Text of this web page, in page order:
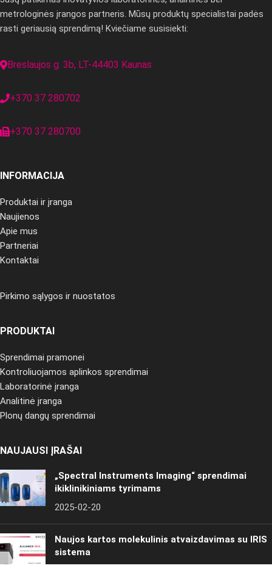
metrologinės įrangos partneris. Mūsų produktų specialistai padės
rasti geriausią sprendimą! Kviečiame susisiekti:
Breslaujos g. 3b, LT-44403 Kaunas
+370 37 280702
+370 37 280700
INFORMACIJA
Produktai ir įranga
Naujienos
Apie mus
Partneriai
Kontaktai
Pirkimo sąlygos ir nuostatos
PRODUKTAI
Sprendimai pramonei
Kontroliuojamos aplinkos sprendimai
Laboratorinė įranga
Analitinė įranga
Plonų dangų sprendimai
NAUJAUSI ĮRAŠAI
„Spectral Instruments Imaging“ sprendimai
ikiklinikiniams tyrimams
2025-02-20
Naujos kartos molekulinis atvaizdavimas su IRIS
sistema